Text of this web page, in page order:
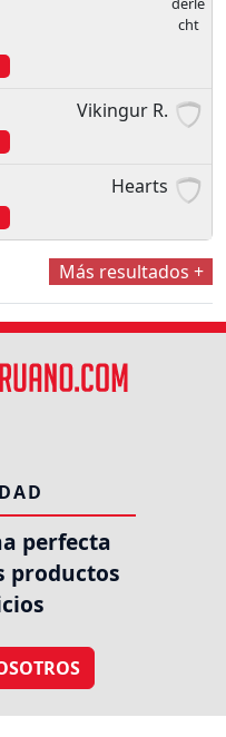
Vikingur R.
Hearts
Más resultados +
perfecta
productos